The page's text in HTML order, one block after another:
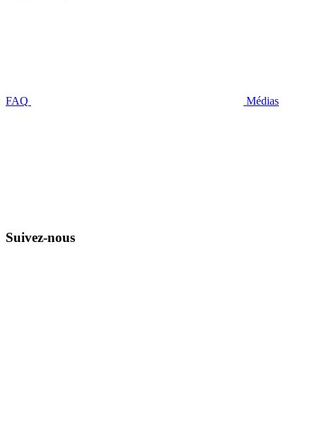
FAQ Médias
Suivez-nous